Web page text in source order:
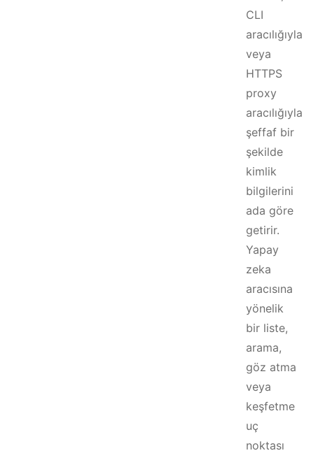
CLI
aracılığıyla
veya
HTTPS
proxy
aracılığıyla
şeffaf bir
şekilde
kimlik
bilgilerini
ada göre
getirir.
Yapay
zeka
aracısına
yönelik
bir liste,
arama,
göz atma
veya
keşfetme
uç
noktası